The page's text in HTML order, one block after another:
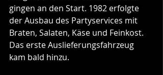
gingen an den Start. 1982 erfolgte
der Ausbau des Partyservices mit
Braten, Salaten, Käse und Feinkost.
Das erste Auslieferungsfahrzeug
kam bald hinzu.